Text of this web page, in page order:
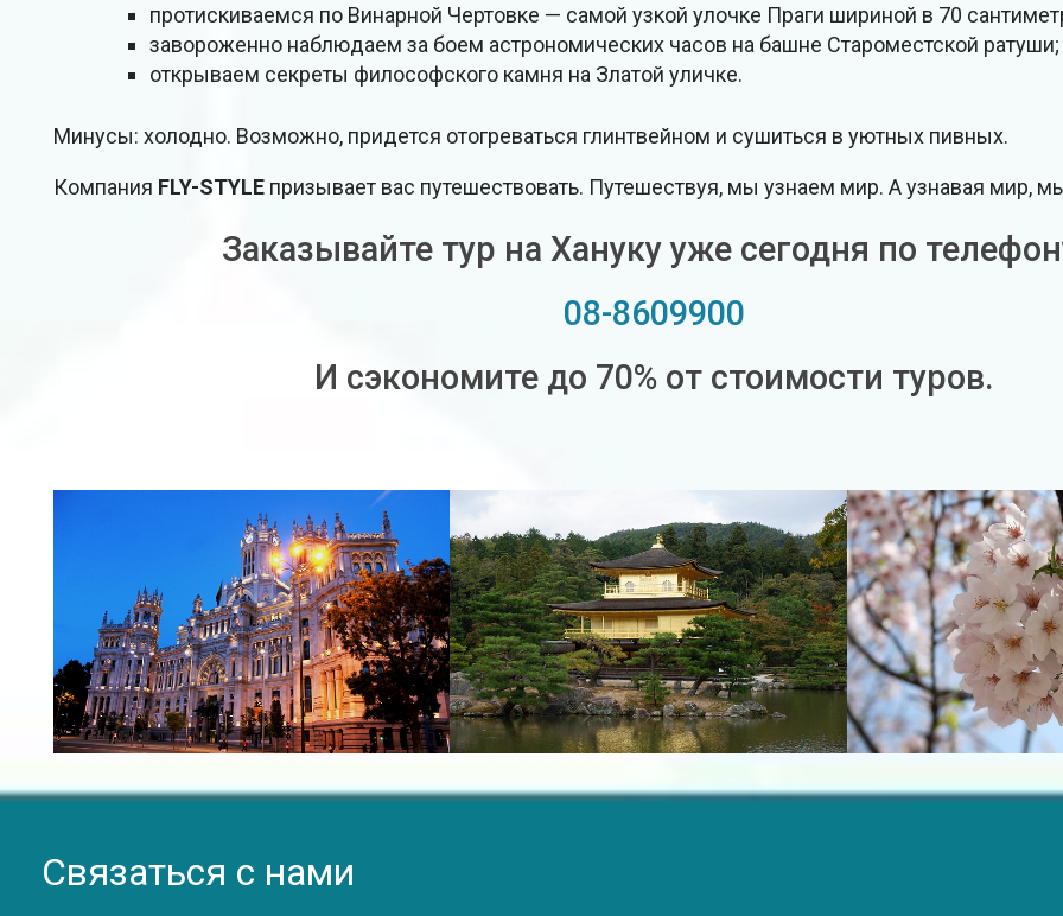
протискиваемся по Винарной Чертовке — самой узкой улочке Праги шириной в 70
завороженно наблюдаем за боем астрономических часов на башне Староместской ратуши;
открываем секреты философского камня на Златой уличке.
Минусы: холодно. Возможно, придется отогреваться глинтвейном и сушиться в уютных пивных.
Компания FLY-STYLE призывает вас путешествовать. Путешествуя, мы узнаем мир. А узнавая мир,
Заказывайте тур на Хануку уже сегодня по
08-8609900
И сэкономите до 70% от стоимости туров.
Связаться с нами